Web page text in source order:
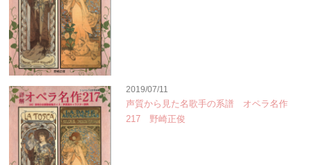
2019/07/11
声質から見た名歌手の系譜 オペラ名作
217 野崎正俊